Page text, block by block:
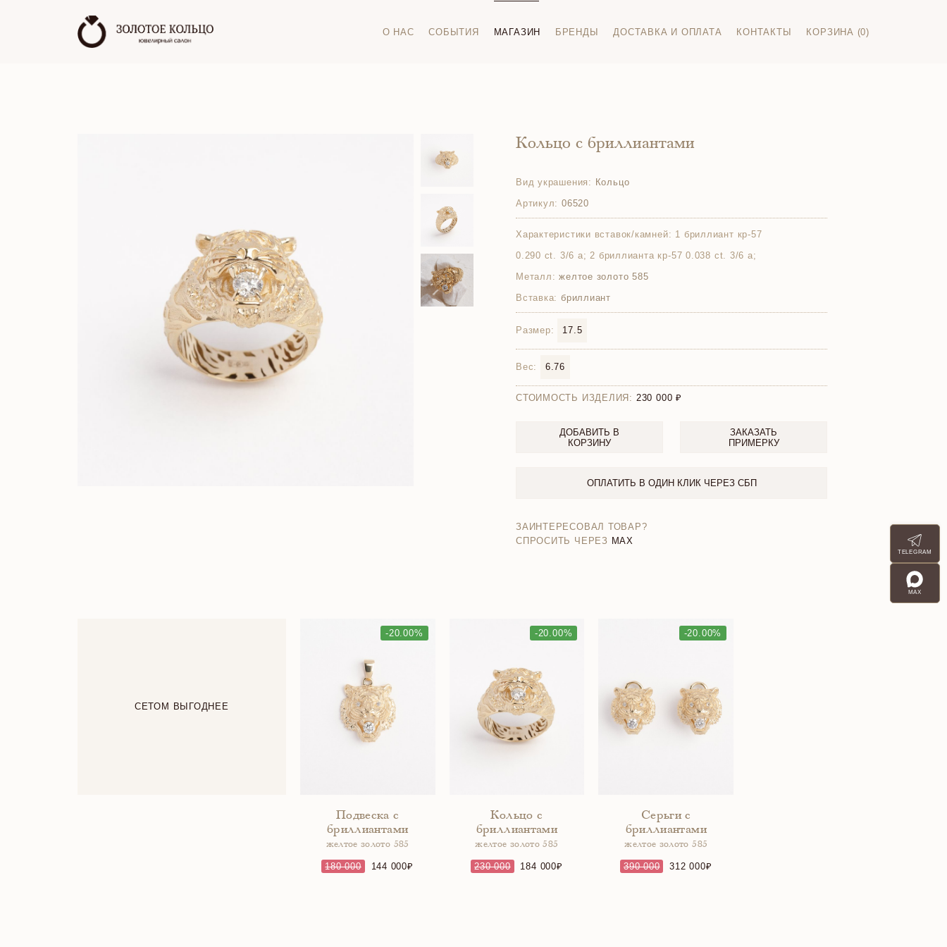
О НАС СОБЫТИЯ МАГАЗИН БРЕНДЫ ДОСТАВКА И ОПЛАТА КОНТАКТЫ КОРЗИНА (0)
Кольцо с бриллиантами
Вид украшения: Кольцо
Артикул: 06520
Характеристики вставок/камней: 1 бриллиант кр-57
0.290 ct. 3/6 а; 2 бриллианта кр-57 0.038 ct. 3/6 а;
Металл: желтое золото 585
Вставка: бриллиант
Размер: 17.5
Вес: 6.76
СТОИМОСТЬ ИЗДЕЛИЯ: 230 000
ДОБАВИТЬ В
КОРЗИНУ
ЗАКАЗАТЬ
ПРИМЕРКУ
ОПЛАТИТЬ В ОДИН КЛИК ЧЕРЕЗ СБП
ЗАИНТЕРЕСОВАЛ ТОВАР?
СПРОСИТЬ ЧЕРЕЗ MAX
СЕТОМ ВЫГОДНЕЕ
-20.00%
Подвеска с
бриллиантами
желтое золото 585
180 000 144 000
-20.00%
Кольцо с
бриллиантами
желтое золото 585
230 000 184 000
-20.00%
Серьги с
бриллиантами
желтое золото 585
390 000 312 000
TELEGRAM
MAX